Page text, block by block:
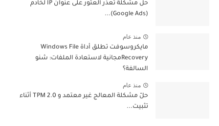
حل مشكلة تعذر العثور على عنوان IP لخادم
(Google Ads)...
منذ عام
مايكروسوفت تطلق أداة Windows File
Recoveryمجانية لاستعادة الملفات: شنو
السالفة؟
منذ عام
حلّ مشكلة المعالج غير معتمد و TPM 2.0 أثناء
تثبيت...